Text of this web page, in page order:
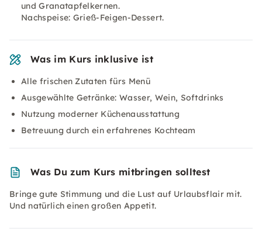
und Granatapfelkernen.
Nachspeise: Grieß-Feigen-Dessert.
Was im Kurs inklusive ist
Alle frischen Zutaten fürs Menü
Ausgewählte Getränke: Wasser, Wein, Softdrinks
Nutzung moderner Küchenausstattung
Betreuung durch ein erfahrenes Kochteam
Was Du zum Kurs mitbringen solltest
Bringe gute Stimmung und die Lust auf Urlaubsflair mit.
Und natürlich einen großen Appetit.